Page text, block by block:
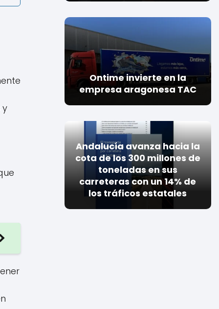
y
Ontime invierte en la
empresa aragonesa TAC
Andalucía avanza hacia la
cota de los 300 millones de
toneladas en sus
carreteras con un 14% de
los tráficos estatales